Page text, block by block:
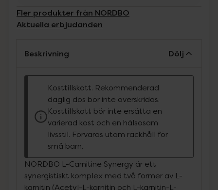
Fler produkter från NORDBO
Aktuella erbjudanden
Beskrivning Dölj
Kosttillskott. Rekommenderad
daglig dos bör inte överskridas.
Kosttillskott bör inte ersätta en
varierad kost och en hälsosam
livsstil. Förvaras utom räckhåll för
små barn.
NORDBO L-Carnitine Synergy är ett
synergistiskt komplex med två former av L-
karnitin (Acetyl-L-karnitin och L-karnitin-L-